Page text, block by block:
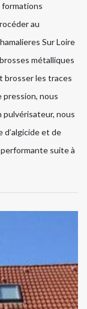
au
Sur Loire
métalliques
brosser les traces
pression, nous
pulvérisateur, nous
d’algicide et de
suite à